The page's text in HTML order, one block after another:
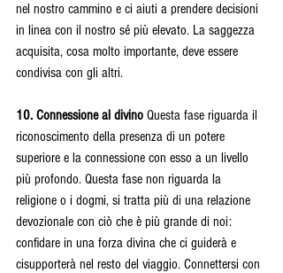
nel nostro cammino e ci aiuti a prendere decisioni
in linea con il nostro sé più elevato. La saggezza
acquisita, cosa molto importante, deve essere
condivisa con gli altri.
10. Connessione al divino Questa fase riguarda il
riconoscimento della presenza di un potere
superiore e la connessione con esso a un livello
più profondo. Questa fase non riguarda la
religione o i dogmi, si tratta più di una relazione
devozionale con ciò che è più grande di noi:
confidare in una forza divina che ci guiderà e
cisupporterà nel resto del viaggio. Connettersi con